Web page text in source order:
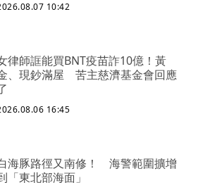
10:42
律師誆能買BNT疫苗詐10億！黃
、現鈔滿屋 苦主慈濟基金會回應
16:45
海豚路徑又南修！ 海警範圍擴增
「東北部海面」